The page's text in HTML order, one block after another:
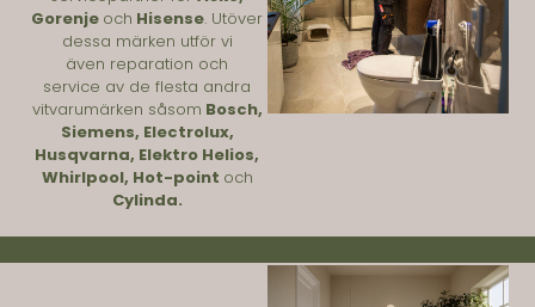
Gorenje och Hisense. Utöver
dessa märken utför vi
även reparation och
service av de flesta andra
vitvarumärken såsom Bosch,
Siemens, Electrolux,
Husqvarna, Elektro Helios,
Whirlpool, Hot-point och
Cylinda.